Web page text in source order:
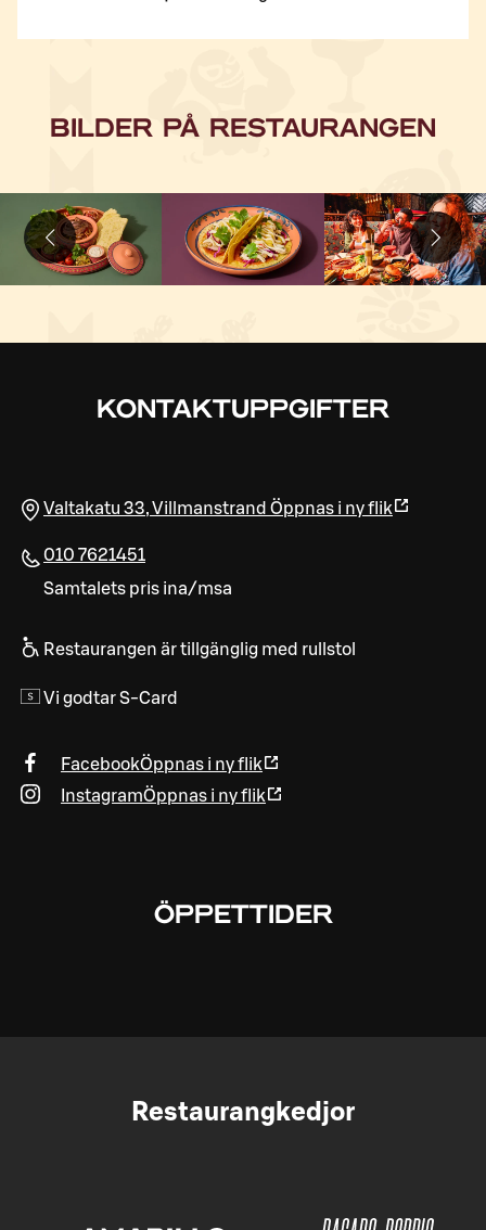
BILDER PÅ RESTAURANGEN
KONTAKTUPPGIFTER
Valtakatu 33,Villmanstrand Öppnas i ny flik
010 7621451
Samtalets pris ina/msa
Restaurangen är tillgänglig med rullstol
Vi godtar S-Card
FacebookÖppnas i ny flik
InstagramÖppnas i ny flik
ÖPPETTIDER
Restaurangkedjor